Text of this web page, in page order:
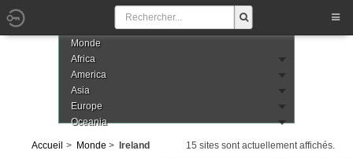
Monde
Africa
America
Asia
Europe
Oceania
Accueil Monde Ireland 15 sites sont actuellement affichés.